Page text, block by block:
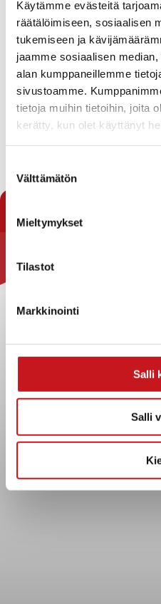
Käytämme evästeitä
räätälöimiseen, sosiaalisen
tukemiseen ja
jaamme sosiaalisen
alan kumppaneillemme
sivustoamme.
tietoja muihin tietoihin, joita
kerätty, kun olet käyttänyt
valinta
Välttämätön
Mieltymykset
Tilastot
Markkinointi
Salli
Salli
Notice
Tuleva
Valitse
päivä.
EdellisetTapahtumat
Rautalammin kunta
Kuntainfo
Asiakirjajulkisuuskuvaus
Evästeet
Tietosuoja
Tietopyyntö